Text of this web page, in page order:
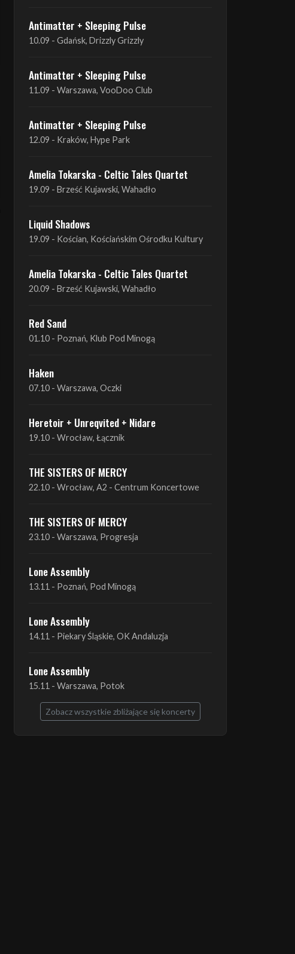
Antimatter + Sleeping Pulse
11.09 - Warszawa, VooDoo Club
Antimatter + Sleeping Pulse
12.09 - Kraków, Hype Park
Amelia Tokarska - Celtic Tales Quartet
19.09 - Brześć Kujawski, Wahadło
Liquid Shadows
19.09 - Kościan, Kościańskim Ośrodku Kultury
Amelia Tokarska - Celtic Tales Quartet
20.09 - Brześć Kujawski, Wahadło
Red Sand
01.10 - Poznań, Klub Pod Minogą
Haken
07.10 - Warszawa, Oczki
Heretoir + Unreqvited + Nidare
19.10 - Wrocław, Łącznik
THE SISTERS OF MERCY
22.10 - Wrocław, A2 - Centrum Koncertowe
THE SISTERS OF MERCY
23.10 - Warszawa, Progresja
Lone Assembly
13.11 - Poznań, Pod Minogą
Lone Assembly
14.11 - Piekary Śląskie, OK Andaluzja
Lone Assembly
15.11 - Warszawa, Potok
Zobacz wszystkie zbliżające się koncerty